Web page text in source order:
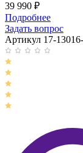
39 990 ₽
Подробнее
Задать вопрос
Артикул 17-